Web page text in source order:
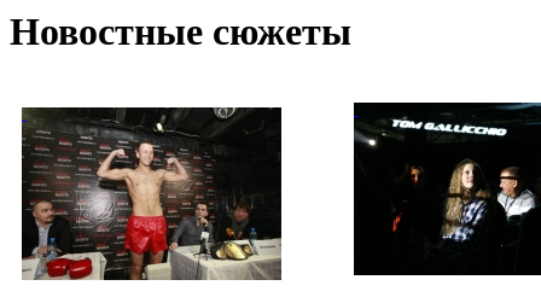
Новостные сюжеты